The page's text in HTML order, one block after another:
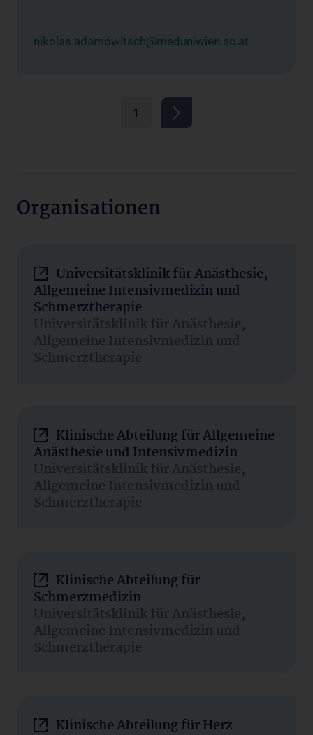
nikolas.adamowitsch@meduniwien.ac.at
1
Organisationen
Universitätsklinik für Anästhesie,
Allgemeine Intensivmedizin und
Schmerztherapie
Universitätsklinik für Anästhesie,
Allgemeine Intensivmedizin und
Schmerztherapie
Klinische Abteilung für Allgemeine
Anästhesie und Intensivmedizin
Universitätsklinik für Anästhesie,
Allgemeine Intensivmedizin und
Schmerztherapie
Klinische Abteilung für
Schmerzmedizin
Universitätsklinik für Anästhesie,
Allgemeine Intensivmedizin und
Schmerztherapie
Klinische Abteilung für Herz-